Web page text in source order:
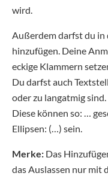
wird.
Außerdem darfst du
hinzufügen. Deine
eckige Klammern
Du darfst auch
oder zu langatmig
Diese können so: …
Ellipsen: (…) sein.
Merke: Das
das Auslassen nur mit